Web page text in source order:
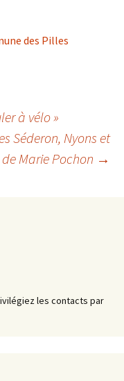
des Pilles
à vélo »
Séderon, Nyons et
Marie Pochon →
les contacts par